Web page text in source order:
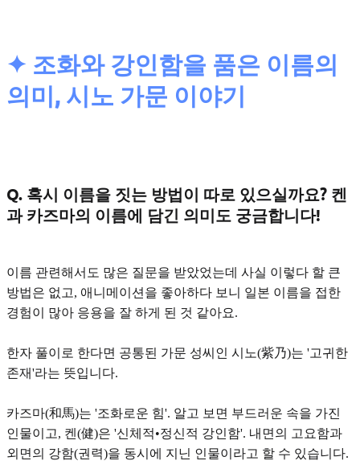
✦ 조화와 강인함을 품은 이름의
의미, 시노 가문 이야기
Q. 혹시 이름을 짓는 방법이 따로 있으실까요? 켄
과 카즈마의 이름에 담긴 의미도 궁금합니다!
이름 관련해서도 많은 질문을 받았었는데 사실 이렇다 할 큰
방법은 없고, 애니메이션을 좋아하다 보니 일본 이름을 접한
경험이 많아 응용을 잘 하게 된 것 같아요.
한자 풀이로 한다면 공통된 가문 성씨인 시노(紫乃)는 '고귀한
존재'라는 뜻입니다.
카즈마(和馬)는 '조화로운 힘'. 알고 보면 부드러운 속을 가진
인물이고, 켄(健)은 '신체적•정신적 강인함'. 내면의 고요함과
외면의 강함(권력)을 동시에 지닌 인물이라고 할 수 있습니다.